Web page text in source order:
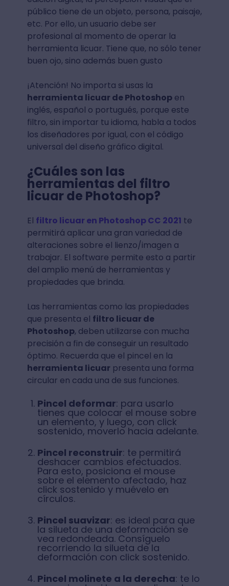
público tiene de un objeto, persona, paisaje,
etc. Por ello, un usuario debe ser
profesional al momento de operar la
herramienta licuar. Tiene que, no sólo tener
buen ojo, sino además buen gusto
¡Atención! No importa si usas la
herramienta licuar de Photoshopen
inglés, español o portugués, porque este
filtro, sin importar tu idioma, habla a todos
los diseñadores por igual, con el código
universal del diseño gráfico digital.
¿Cuáles son las
herramientas del filtro
licuar de Photoshop?
El filtro licuar en Photoshop CC 2021 te
permitirá aplicar una gran variedad de
alteraciones sobre el lienzo/imagen a
trabajar. El software permite esto a partir
del amplio menú de herramientas y
propiedades que brinda.
Las herramientas como las propiedades
que presenta el filtro licuar de
Photoshop, deben utilizarse con mucha
precisión a fin de conseguir un resultado
óptimo. Recuerda que el pincel en la
herramienta licuar presenta una forma
circular en cada una de sus funciones.
Pincel deformar: para usarlo
tienes que colocar el mouse sobre
un elemento, y luego, con click
sostenido, moverlo hacia adelante.
Pincel reconstruir: te permitirá
deshacer cambios efectuados.
Para esto, posiciona el mouse
sobre el elemento afectado, haz
click sostenido y muévelo en
círculos.
Pincel suavizar: es ideal para que
la silueta de una deformación se
vea redondeada. Consíguelo
recorriendo la silueta de la
deformación con click sostenido.
Pincel molinete a la derecha: te lo